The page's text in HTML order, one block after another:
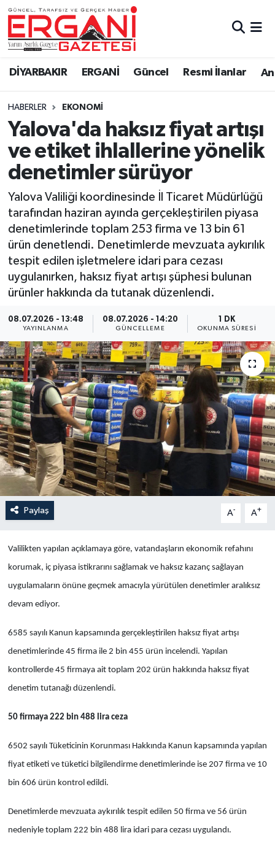
DİYARBAKIR ERGANİ Güncel Resmi İlanlar
HABERLER EKONOMİ
Yalova'da haksız fiyat artışı
ve etiket ihlallerine yönelik
denetimler sürüyor
Yalova Valiliği koordinesinde İl Ticaret Müdürlüğü
tarafından haziran ayında gerçekleştirilen piyasa
denetimlerinde toplam 253 firma ve 13 bin 61
ürün denetlendi. Denetimlerde mevzuata aykırılık
tespit edilen işletmelere idari para cezası
uygulanırken, haksız fiyat artışı şüphesi bulunan
ürünler hakkında da tutanak düzenlendi.
08.07.2026 - 13:48
YAYINLANMA
08.07.2026 - 14:20
GÜNCELLEME
1 DK
OKUNMA SÜRESI
Paylaş A- A+
Valilikten yapılan açıklamaya göre, vatandaşların ekonomik refahını
korumak, iç piyasa istikrarını sağlamak ve haksız kazanç sağlayan
uygulamaların önüne geçmek amacıyla yürütülen denetimler aralıksız
devam ediyor.
6585 sayılı Kanun kapsamında gerçekleştirilen haksız fiyat artışı
denetimlerinde 45 firma ile 2 bin 455 ürün incelendi. Yapılan
kontrollerde 45 firmaya ait toplam 202 ürün hakkında haksız fiyat
denetim tutanağı düzenlendi.
50 firmaya 222 bin 488 lira ceza
6502 sayılı Tüketicinin Korunması Hakkında Kanun kapsamında yapılan
fiyat etiketi ve tüketici bilgilendirme denetimlerinde ise 207 firma ve 10
bin 606 ürün kontrol edildi.
Denetimlerde mevzuata aykırılık tespit edilen 50 firma ve 56 ürün
nedeniyle toplam 222 bin 488 lira idari para cezası uygulandı.
DİYARBAKIR
BİSMİL
BAĞLAR
ERGANİ
Güncel
Eği̇ti̇m
Resmi İlanlar
Sağlık
Si̇yaset
Spor
Yaşam
Anali̇z
Bi̇li̇m & Teknoloji̇
Dünya
Eği̇ti̇m
Ergani Nöbetçi Eczaneler
Ergani Hava Durumu
Ergani Trafik Yoğunluk Haritası
Süper Lig Puan Durumu ve Fikstür
Tüm Manşetler
Son Dakika Haberleri
Haber Arşivi